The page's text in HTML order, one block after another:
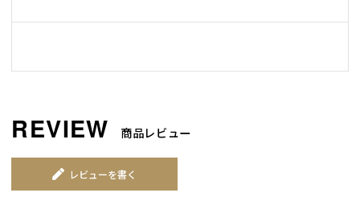
商品レビュー
レビューを書く